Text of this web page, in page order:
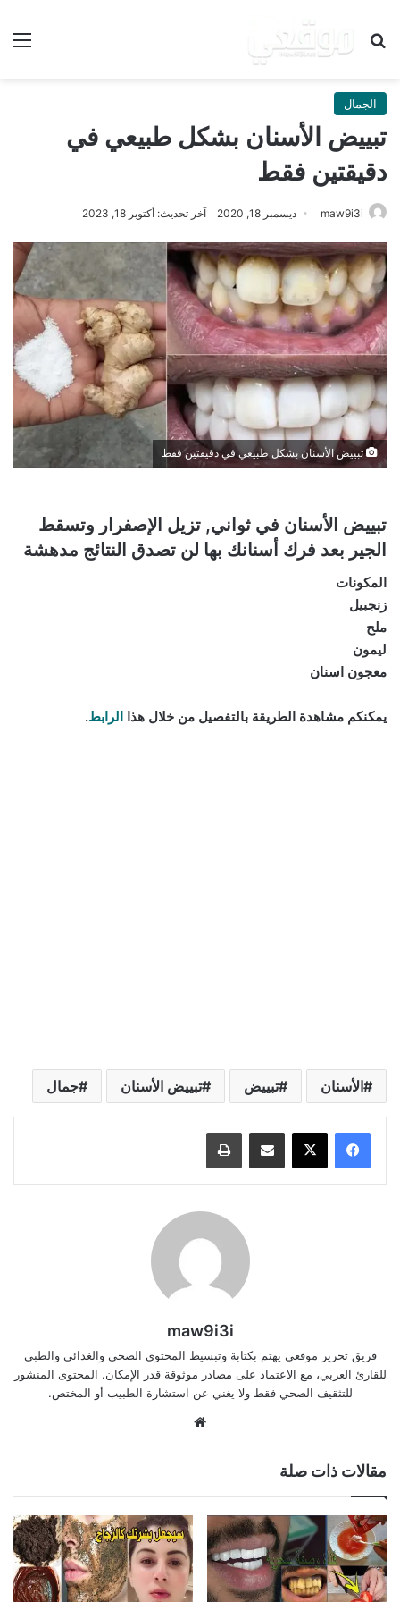
بحث عن
الجمال
تبييض الأسنان بشكل طبيعي في
دقيقتين فقط
maw9i3i ديسمبر 18, 2020 آخر تحديث: أكتوبر 18, 2023
تبييض الأسنان بشكل طبيعي في دقيقتين فقط
تبييض الأسنان في ثواني, تزيل الإصفرار وتسقط
الجير بعد فرك أسنانك بها لن تصدق النتائج مدهشة
المكونات
زنجبيل
ملح
ليمون
معجون اسنان
يمكنكم مشاهدة الطريقة بالتفصيل من خلال هذا الرابط.
الأسنان تبييض تبييض الأسنان جمال
مشاركة عبر البريد طباعة
maw9i3i
فريق تحرير موقعي يهتم بكتابة وتبسيط المحتوى الصحي والغذائي والطبي
للقارئ العربي، مع الاعتماد على مصادر موثوقة قدر الإمكان. المحتوى المنشور
للتثقيف الصحي فقط ولا يغني عن استشارة الطبيب أو المختص.
مقالات ذات صلة